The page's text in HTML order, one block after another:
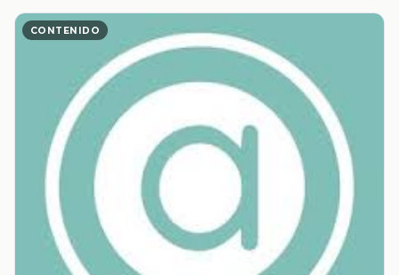
CONTENIDO